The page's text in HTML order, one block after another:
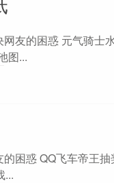
友的困惑 元气骑士
图...
困惑 QQ飞车帝王
...